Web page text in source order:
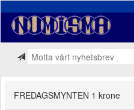
FREDAGSMYNTEN 1 krone